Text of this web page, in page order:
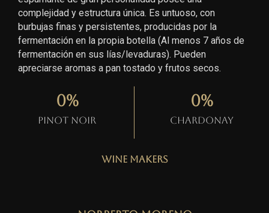
complejidad y estructura única. Es untuoso, con
burbujas finas y persistentes, producidas por la
fermentación en la propia botella (Al menos 7 años de
fermentación en sus lías/levaduras). Pueden
apreciarse aromas a pan tostado y frutos secos.
Pinot Noir
0%
Chardonay
0%
Wine Makers